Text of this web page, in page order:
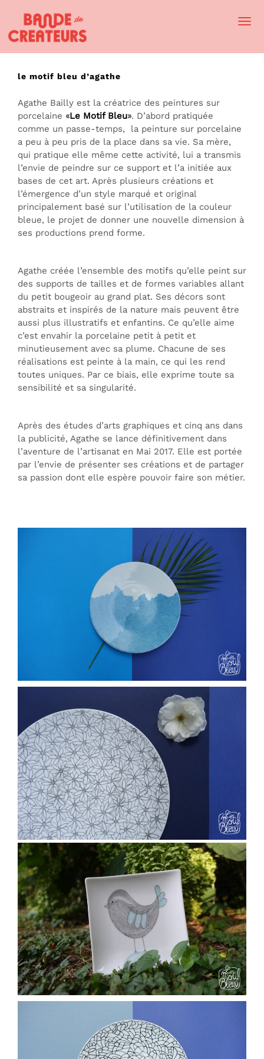
le motif bleu d’agathe
Agathe Bailly est la créatrice des peintures sur
porcelaine «Le Motif Bleu». D’abord pratiquée
comme un passe-temps,
la peinture sur porcelaine
a peu à peu pris de la place dans sa vie. Sa mère,
qui pratique elle même cette activité, lui a transmis
l’envie de peindre sur ce support et l’a initiée aux
bases de cet art. Après plusieurs créations et
l’émergence d’un style marqué et original
principalement basé sur l’utilisation de la couleur
bleue, le projet de donner une nouvelle dimension à
ses productions prend forme.
Agathe créée l’ensemble des motifs qu’elle peint sur
des supports de tailles et de formes variables allant
du petit bougeoir au grand plat. Ses décors sont
abstraits et inspirés de la nature mais peuvent être
aussi plus illustratifs et enfantins. Ce qu’elle aime
c’est envahir la porcelaine petit à petit et
minutieusement avec sa plume. Chacune de ses
réalisations est peinte à la main, ce qui les rend
toutes uniques. Par ce biais, elle exprime toute sa
sensibilité et sa singularité.
Après des études d’arts graphiques et cinq ans dans
la publicité, Agathe se lance définitivement dans
l’aventure de l’artisanat en Mai 2017. Elle est portée
par l’envie de présenter ses créations et de partager
sa passion dont elle espère pouvoir faire son métier.